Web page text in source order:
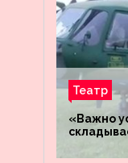
Театр
«Важно
«Днепр»